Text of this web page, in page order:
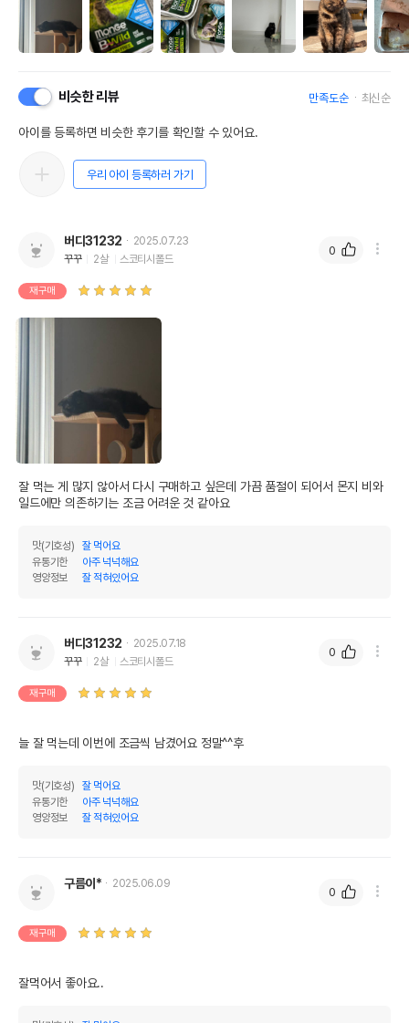
비슷한 리뷰 만족도순 최신순
아이를 등록하면 비슷한 후기를 확인할 수 있어요.
우리 아이 등록하러 가기
버디31232
2025.07.23
꾸꾸
2살 스코티시폴드
재구매
잘 먹는 게 많지 않아서 다시 구매하고 싶은데 가끔 품절이 되어서 몬지 비와
일드에만 의존하기는 조금 어려운 것 같아요
맛(기호성)
잘 먹어요
유통기한
아주 넉넉해요
영양정보
잘 적혀있어요
0
버디31232
2025.07.18
꾸꾸
2살 스코티시폴드
재구매
늘 잘 먹는데 이번에 조금씩 남겼어요 정말^^후
맛(기호성)
잘 먹어요
유통기한
아주 넉넉해요
영양정보
잘 적혀있어요
0
구름이* 2025.06.09
재구매
잘먹어서 좋아요..
0